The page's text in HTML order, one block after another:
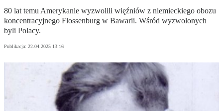
80 lat temu Amerykanie wyzwolili więźniów z niemieckiego obozu
koncentracyjnego Flossenburg w Bawarii. Wśród wyzwolonych
byli Polacy.
Publikacja: 22.04.2025 13:16